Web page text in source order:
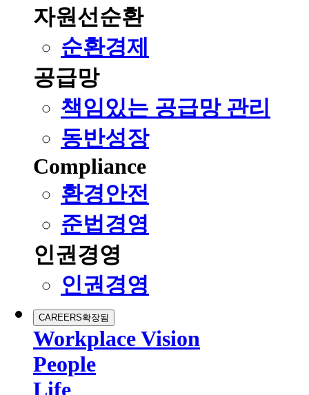
자원선순환
순환경제
공급망
책임있는 공급망 관리
동반성장
Compliance
환경안전
준법경영
인권경영
인권경영
CAREERS확장됨
Workplace Vision
People
Life